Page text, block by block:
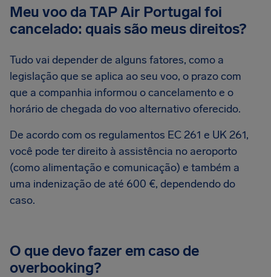
Meu voo da TAP Air Portugal foi
cancelado: quais são meus direitos?
Tudo vai depender de alguns fatores, como a
legislação que se aplica ao seu voo, o prazo com
que a companhia informou o cancelamento e o
horário de chegada do voo alternativo oferecido.
De acordo com os regulamentos EC 261 e UK 261,
você pode ter direito à assistência no aeroporto
(como alimentação e comunicação) e também a
uma indenização de até 600 €, dependendo do
caso.
O que devo fazer em caso de
overbooking?